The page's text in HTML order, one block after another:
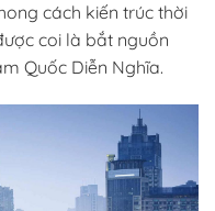
cách kiến trúc thời
coi là bắt nguồn
Quốc Diễn Nghĩa.